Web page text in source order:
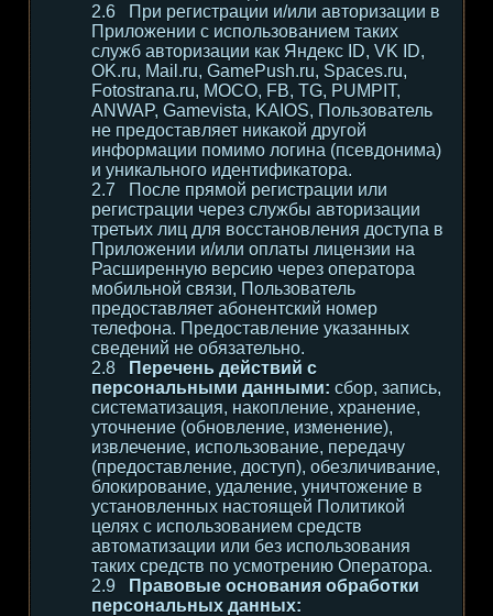
При регистрации и/или авторизации в
Приложении с использованием таких
служб авторизации как Яндекс ID, VK ID,
OK.ru, Mail.ru, GamePush.ru, Spaces.ru,
Fotostrana.ru, MOCO, FB, TG, PUMPIT,
ANWAP, Gamevista, KAIOS, Пользователь
не предоставляет никакой другой
информации помимо логина (псевдонима)
и уникального идентификатора.
После прямой регистрации или
регистрации через службы авторизации
третьих лиц для восстановления доступа в
Приложении и/или оплаты лицензии на
Расширенную версию через оператора
мобильной связи, Пользователь
предоставляет абонентский номер
телефона. Предоставление указанных
сведений не обязательно.
Перечень действий с
персональными данными: сбор, запись,
систематизация, накопление, хранение,
уточнение (обновление, изменение),
извлечение, использование, передачу
(предоставление, доступ), обезличивание,
блокирование, удаление, уничтожение в
установленных настоящей Политикой
целях с использованием средств
автоматизации или без использования
таких средств по усмотрению Оператора.
Правовые основания обработки
персональных данных: